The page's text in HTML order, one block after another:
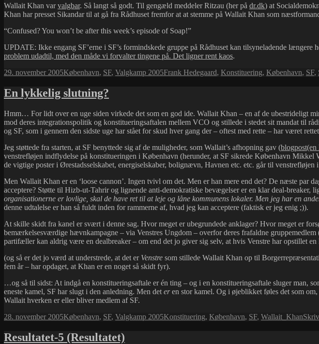
Wallait Khan varvalgbar. Så langt så godt. Til gengæld meddeler Ritzau (her på dr.dk) at
Khan har presset Sikandar til at gå fra Rådhuset fremfor at at stemme på Wallait Khan som
“Confused? You won’t be after this week’s episode of Soap!”
UPDATE: Ikke engang SF’erne i SF’s formindskede gruppe på Rådhuset kan tilsyneladende længere
problem udadtil, med den måde vi forvalter tingene på. Det ligner rent kaos.
Udgivet
29. november 2005Kategorier
København, SF, Valgkamp 2005Tags
Frank Hedegaard, Konstituering, København, SF,
En lykkelig slutning?
Hmm… For lidt over en uge siden virkede det som en god ide. Wallait Khan – en af de ubestrideligt
mod deres integrationspolitik og konstitueringsaftalen mellem VCO og stillede i stedet sit mandat til
og SF, som i gennem den sidste uge har stået for skud hver gang der – oftest med rette – har været
Jeg støttede fra starten, at SF benyttede sig af de muligheder, som Wallait’s afhopning gav (
venstrefløjen indflydelse på konstitueringen i København (herunder, at SF sikrede København
de vigtige poster i Ørestadsselskabet, energiselskaber, bolignævn, Havnen etc. etc. går til
Men Wallait Khan er en ‘loose cannon’. Ingen tvivl om det. Men er han mere end det? De næste
acceptere? Støtte til Hizb-ut-Tahrir og lignende anti-demokratiske bevægelser er en klar deal-breaker,
organisationerne er lovlige, skal de have ret til at leje og låne kommunens lokaler. Men jeg har en
denne udtalelse er han så fuldt inden for rammerne af, hvad jeg kan acceptere (faktisk er jeg enig ;)).
At skille skidt fra kanel er svært i denne sag. Hvor meget er ubegrundede anklager? Hvor meget er
bemærkelsesværdige hævnkampagne – via Venstres Ungdom – overfor deres frafaldne
partifæller kan aldrig være en dealbreaker – om end det jo giver sig selv, at hvis Venstre har opstillet
(og så er det jo værd at understrede, at det er Venstre som stillede Wallait Khan op til
fem år – har opdaget, at Khan er en noget så skidt fyr).
…og så til sidst: At indgå en konstitueringsaftale er én ting – og i en konstitueringsaftale sluger man,
eneste kamel, SF har slugt i den anledning. Men det eren stor kamel. Og i øjeblikket føles det som
Wallait hverken er eller bliver medlem af SF.
Udgivet
28. november 2005Kategorier
København, SF, Valgkamp 2005Tags
Konstituering, København, SF, Wallait_Khan
Resultatet-5 (Resultatet)